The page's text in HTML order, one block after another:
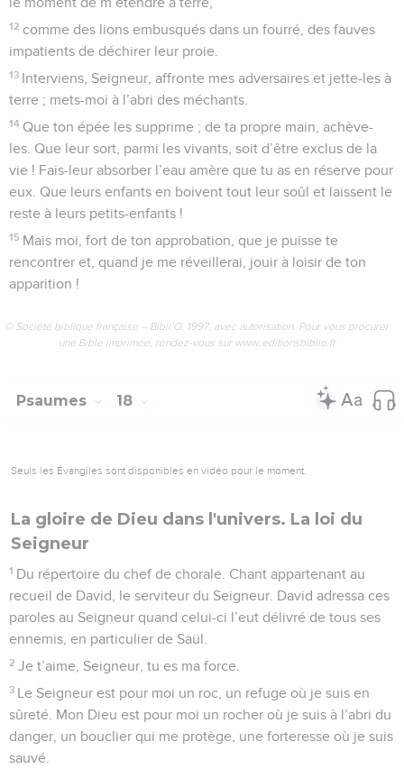
12 comme des lions embusqués dans un fourré, des fauves
impatients de déchirer leur proie.
13 Interviens, Seigneur, affronte mes adversaires et jette-les à
terre ; mets-moi à l’abri des méchants.
14 Que ton épée les supprime ; de ta propre main, achève-
les. Que leur sort, parmi les vivants, soit d’être exclus de la
vie ! Fais-leur absorber l’eau amère que tu as en réserve pour
eux. Que leurs enfants en boivent tout leur soûl et laissent le
reste à leurs petits-enfants !
15 Mais moi, fort de ton approbation, que je puisse te
rencontrer et, quand je me réveillerai, jouir à loisir de ton
apparition !
© Société biblique française – Bibli’O, 1997, avec autorisation. Pour vous procurer
une Bible imprimée, rendez-vous sur www.editionsbiblio.fr
Psaumes 18
Seuls les Évangiles sont disponibles en vidéo pour le moment.
La gloire de Dieu dans l'univers. La loi du
Seigneur
1 Du répertoire du chef de chorale. Chant appartenant au
recueil de David, le serviteur du Seigneur. David adressa ces
paroles au Seigneur quand celui-ci l’eut délivré de tous ses
ennemis, en particulier de Saül.
2 Je t’aime, Seigneur, tu es ma force.
3 Le Seigneur est pour moi un roc, un refuge où je suis en
sûreté. Mon Dieu est pour moi un rocher où je suis à l’abri du
danger, un bouclier qui me protège, une forteresse où je suis
sauvé.